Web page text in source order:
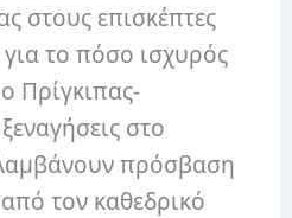
στους επισκέπτες
το πόσο ισχυρός
Πρίγκιπας-
στο
πρόσβαση
τον καθεδρικό